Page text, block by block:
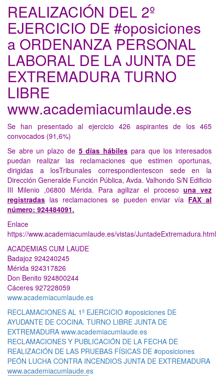
REALIZACIÓN DEL 2º
EJERCICIO DE #oposiciones
a ORDENANZA PERSONAL
LABORAL DE LA JUNTA DE
EXTREMADURA TURNO
LIBRE
www.academiacumlaude.es
Se han presentado al ejercicio 426 aspirantes de los 465
convocados (91,6%)
Se abre un plazo de 5 días hábiles para que los interesados
puedan realizar las reclamaciones que estimen oportunas,
dirigidas a losTribunales correspondientescon sede en la
Dirección Generalde Función Pública, Avda. Valhondo S/N Edificio
III Milenio ,06800 Mérida. Para agilizar el proceso una vez
registradas las reclamaciones se pueden enviar vía FAX al
número: 924484091.
Enlace
https://www.academiacumlaude.es/vistas/JuntadeExtremadura.html
ACADEMIAS CUM LAUDE
Badajoz 924240245
Mérida 924317826
Don Benito 924800244
Cáceres 927228059
www.academiacumlaude.es
Navegación
de
entradas
RECLAMACIONES AL 1º EJERCICIO #oposiciones DE
AYUDANTE DE COCINA. TURNO LIBRE JUNTA DE
EXTREMADURA www.academiacumlaude.es
RECLAMACIONES Y PUBLICACIÓN DE LA FECHA DE
REALIZACIÓN DE LAS PRUEBAS FÍSICAS DE #oposiciones
PEÓN LUCHA CONTRA INCENDIOS JUNTA DE EXTREMADURA
www.academiacumlaude.es